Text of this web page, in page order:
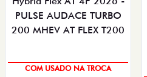
COM USADO NA TROCA